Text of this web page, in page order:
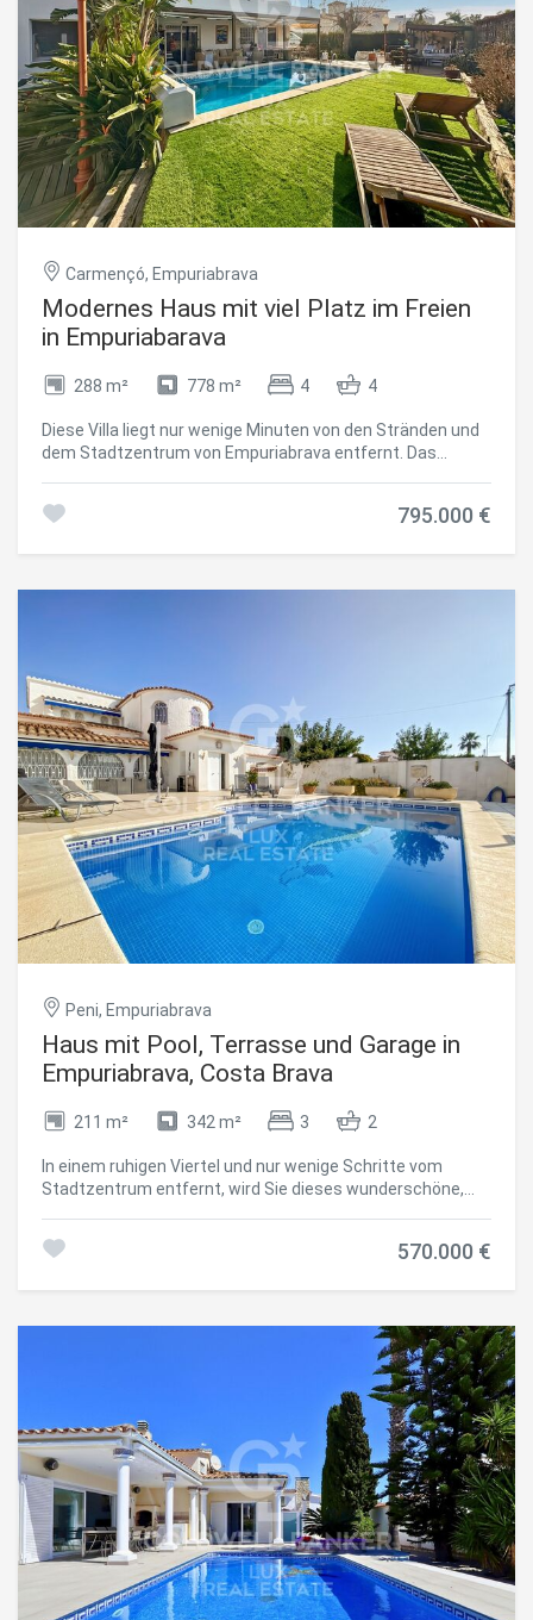
befindet sich eine geräumige Suite mit einem raffinierten
Badezimmer und einer großen Terrasse mit Meerblick. Alle
Räume verfügen über eine Klimaanlage. Dieses
Fischerhaus zum Verkauf in Empuriabrava ist mit einem
aerothermischen System, einer Klimaanlage,
Doppelverglasung und hochwertigen Tischlerarbeiten
ausgestattet. #ref:CBLX02961
Carmençó, Empuriabrava
Modernes Haus mit viel Platz im Freien
in Empuriabarava
288 m² 778 m² 4 4
Diese Villa liegt nur wenige Minuten von den Stränden und
dem Stadtzentrum von Empuriabrava entfernt. Das
perfekt angelegt ist. Das Erdgeschoss ist ein angenehm
Obergeschoss befinden sich drei Schlafzimmer, darunter
Garage für ein Auto ergänzt wird. Die Immobilie ist mit
Gaszentralheizung, umkehrbarer Klimaanlage,
Doppelverglasung und elektrischem Tor ausgestattet.
Dieses Haus zum Verkauf in Empuriabrava an der Costa
Brava ist das Zeichen, auf das Sie gewartet haben, um in
Spanien zu investieren. Verlieren Sie keine Zeit mehr und
besuchen Sie dieses schöne Haus. #ref:CBLX02955
795.000 €
Peni, Empuriabrava
Haus mit Pool, Terrasse und Garage in
Empuriabrava, Costa Brava
211 m² 342 m² 3 2
In einem ruhigen Viertel und nur wenige Schritte vom
Stadtzentrum entfernt, wird Sie dieses wunderschöne,
seine große Terrasse begeistern. In der Nähe des Hafens
absolute Privatsphäre und öffnet sich zu einem großen
Parkplatz und einer Garage. Ein Wasseranschluss ist hier
vorhanden, um die Außenbereiche leicht zu pflegen. Auf
der linken Seite lädt der Chlorpool mit seiner großen
Terrasse zum Entspannen ein, sei es beim Essen im Freien
oder beim Sonnen auf Liegestühlen. Im Inneren führt ein
Eingangsbereich mit Einbauschränken zu einem
charmanten kleinen Wohnzimmer mit Kamin/Heizeinsatz.
Dieser Raum ist offen gestaltet und führt in ein
gemütliches Esszimmer, eine voll ausgestattete
amerikanische Küche und ein helles Wohnzimmer mit
direktem Zugang zur Terrasse. Die Küche, die sich in
ausgezeichnetem Zustand befindet, verfügt auch über
570.000 €